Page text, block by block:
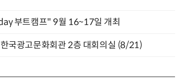
부트캠프" 9월 16~17일 개최
국광고문화회관 2층 대회의실 (8/21)